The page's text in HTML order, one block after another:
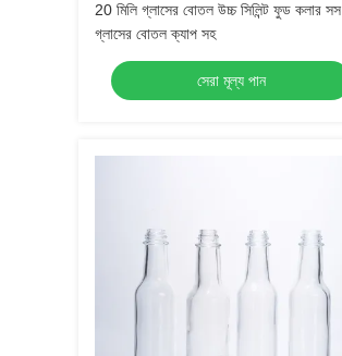
20 মিলি গ্লাসের বোতল উচ্চ সিলিন্ট ফুড কলার সস
গ্লাসের বোতল ক্যাপ সহ
সেরা মূল্য পান